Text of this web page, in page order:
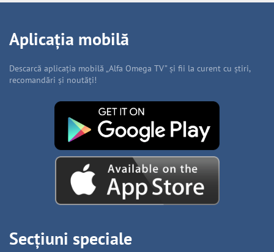
Aplicația mobilă
Descarcă aplicația mobilă „Alfa Omega TV” și fii la curent cu știri,
recomandări și noutăți!
Secțiuni speciale